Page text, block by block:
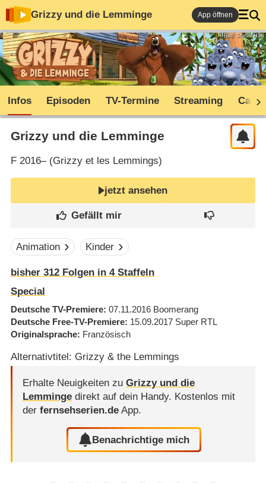
Grizzy und die Lemminge App öffnen
Bild: Studio Hari
Infos Episoden TV-Termine Streaming Cast
Grizzy und die Lemminge
F2016– (Grizzy et les Lemmings)
jetzt ansehen
Animation Kinder
bisher 312Folgen in 4Staffeln
Special
Deutsche TV-Premiere 07.11.2016 Boomerang
Deutsche Free-TV-Premiere 15.09.2017 Super RTL
Originalsprache Französisch
Alternativtitel: Grizzy & the Lemmings
Erhalte Neuigkeiten zu Grizzy und die
Lemmingedirekt auf dein Handy. Kostenlos mit
der fernsehserien.deApp.
Benachrichtige mich